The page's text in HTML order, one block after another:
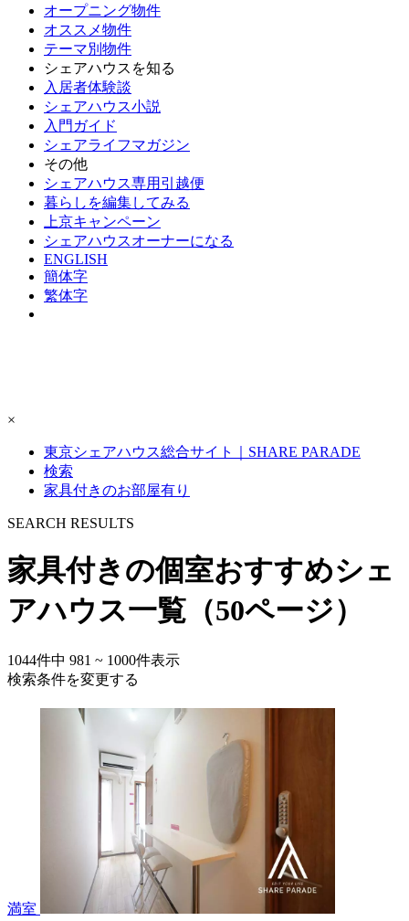
オープニング物件
オススメ物件
テーマ別物件
シェアハウスを知る
入居者体験談
シェアハウス小説
入門ガイド
シェアライフマガジン
その他
シェアハウス専用引越便
暮らしを編集してみる
上京キャンペーン
シェアハウスオーナーになる
ENGLISH
簡体字
繁体字
×
東京シェアハウス総合サイト｜SHARE PARADE
検索
家具付きのお部屋有り
SEARCH RESULTS
家具付きの個室おすすめシェ
アハウス一覧（50ページ）
1044件中 981 ~ 1000件表示
検索条件を変更する
満室